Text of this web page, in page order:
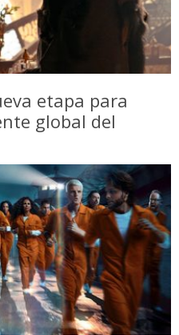
etapa para
global del